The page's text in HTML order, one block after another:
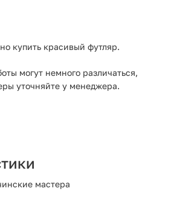
купить красивый футляр.
могут немного различаться,
уточняйте у менеджера.
мастера